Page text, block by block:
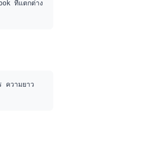
ที่แตกต่าง
ความยาว